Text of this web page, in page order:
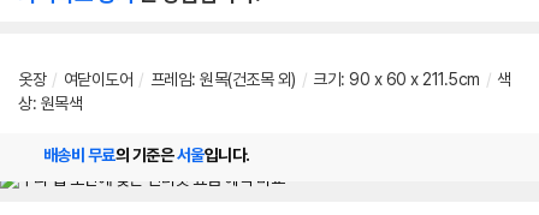
옷장 / 여닫이도어 / 프레임: 원목(건조목 외) / 크기: 90 x 60 x 211.5cm / 색
상: 원목색
배송비 무료의 기준은서울입니다.